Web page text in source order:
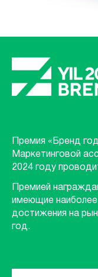
Премия «Бренд
Маркетинговой
2024 году
Премией
имеющие
достижения на
год.